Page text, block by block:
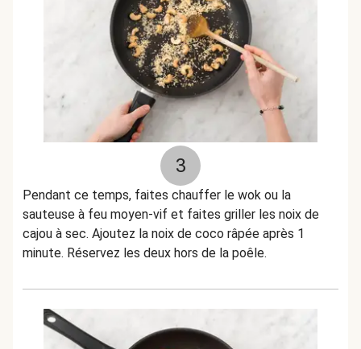
3
Pendant ce temps, faites chauffer le wok ou la
sauteuse à feu moyen-vif et faites griller les noix de
cajou à sec. Ajoutez la noix de coco râpée après 1
minute. Réservez les deux hors de la poêle.